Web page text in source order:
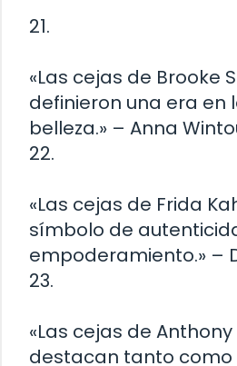
21.
«Las cejas de Brooke
definieron una era en
belleza.» – Anna
22.
«Las cejas de Frida
símbolo de
empoderamiento.» –
23.
«Las cejas de Anthony
destacan tanto como